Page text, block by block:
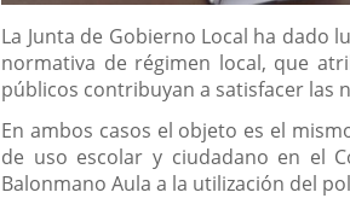
Descripción
La Junta de Gobierno Local ha dado
normativa de régimen local, que
públicos contribuyan a satisfacer las
En ambos casos el objeto es el
de uso escolar y ciudadano en el
Balonmano Aula a la utilización del